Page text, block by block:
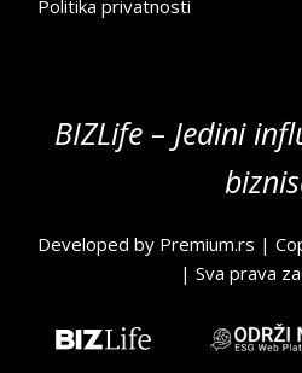
Politika privatnosti
BIZLife – Jedini
Developed by Premium.rs |
| Sva prava